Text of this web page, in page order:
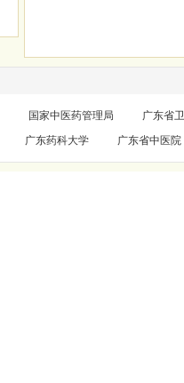
国家中医药管理局
广东省
广东药科大学 广东省中医院